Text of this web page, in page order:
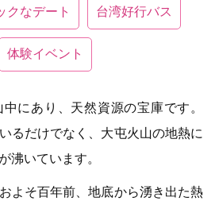
クなデート 台湾好行バス
体験イベント
にあり、天然資源の宝庫です。
るだけでなく、大屯火山の地熱に
沸いています。
よそ百年前、地底から湧き出た熱